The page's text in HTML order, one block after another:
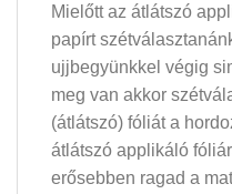
Mielőtt az átlátszó
papírt
ujjbegyünkkel végig
meg van akkor
(átlátszó) fóliát a
átlátszó applikáló
erősebben ragad a